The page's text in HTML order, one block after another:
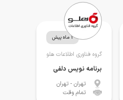
1 ماه پیش
گروه فناوری اطلاعات هلو
برنامه نویس دلفی
تهران - تهران
تمام وقت